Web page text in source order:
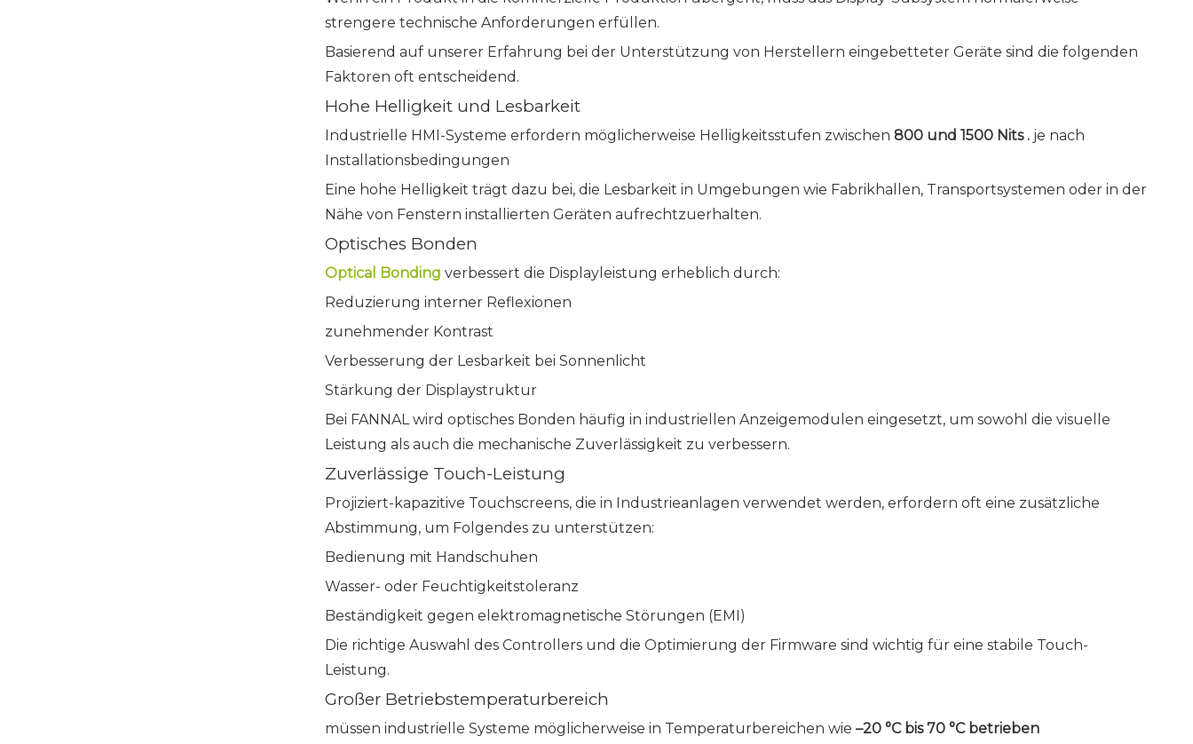
strengere technische Anforderungen erfüllen.
Basierend auf unserer Erfahrung bei der Unterstützung von Herstellern eingebetteter Geräte sind die folgenden
Faktoren oft entscheidend.
Hohe Helligkeit und Lesbarkeit
Industrielle HMI-Systeme erfordern möglicherweise Helligkeitsstufen zwischen 800 und 1500 Nits . je nach
Installationsbedingungen
Eine hohe Helligkeit trägt dazu bei, die Lesbarkeit in Umgebungen wie Fabrikhallen, Transportsystemen oder in der
Nähe von Fenstern installierten Geräten aufrechtzuerhalten.
Optisches Bonden
Optical Bonding verbessert die Displayleistung erheblich durch:
Reduzierung interner Reflexionen
zunehmender Kontrast
Verbesserung der Lesbarkeit bei Sonnenlicht
Stärkung der Displaystruktur
Bei FANNAL wird optisches Bonden häufig in industriellen Anzeigemodulen eingesetzt, um sowohl die visuelle
Leistung als auch die mechanische Zuverlässigkeit zu verbessern.
Zuverlässige Touch-Leistung
Projiziert-kapazitive Touchscreens, die in Industrieanlagen verwendet werden, erfordern oft eine zusätzliche
Abstimmung, um Folgendes zu unterstützen:
Bedienung mit Handschuhen
Wasser- oder Feuchtigkeitstoleranz
Beständigkeit gegen elektromagnetische Störungen (EMI)
Die richtige Auswahl des Controllers und die Optimierung der Firmware sind wichtig für eine stabile Touch-
Leistung.
Großer Betriebstemperaturbereich
müssen industrielle Systeme möglicherweise in Temperaturbereichen wie –20 °C bis 70 °C betrieben